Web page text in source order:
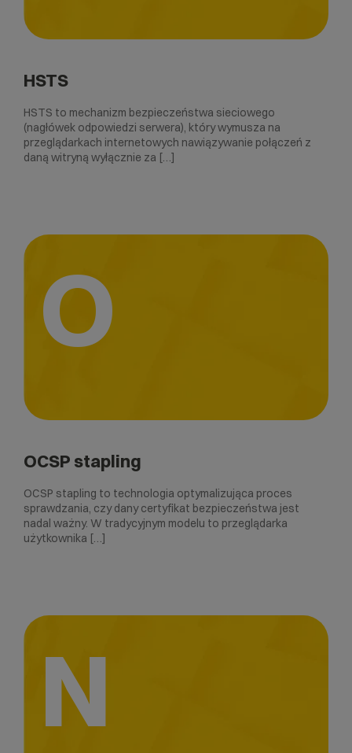
HSTS
HSTS to mechanizm bezpieczeństwa sieciowego
(nagłówek odpowiedzi serwera), który wymusza na
przeglądarkach internetowych nawiązywanie połączeń z
daną witryną wyłącznie za […]
O
OCSP stapling
OCSP stapling to technologia optymalizująca proces
sprawdzania, czy dany certyfikat bezpieczeństwa jest
nadal ważny. W tradycyjnym modelu to przeglądarka
użytkownika […]
N